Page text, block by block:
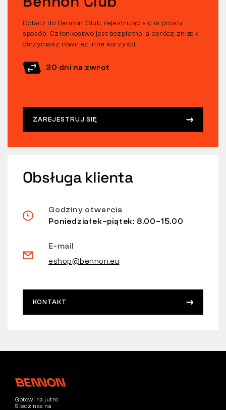
Dołącz do Bennon Club, rejestrując się w prosty
sposób. Członkostwo jest bezpłatne, a oprócz zniżek
otrzymasz również inne korzyści.
30 dni na zwrot
ZAREJESTRUJ SIĘ
Obsługa klienta
Godziny otwarcia
Poniedziałek–piątek: 8.00–15.00
E-mail
eshop@bennon.eu
KONTAKT
Gotowi na jutro
Śledź nas na